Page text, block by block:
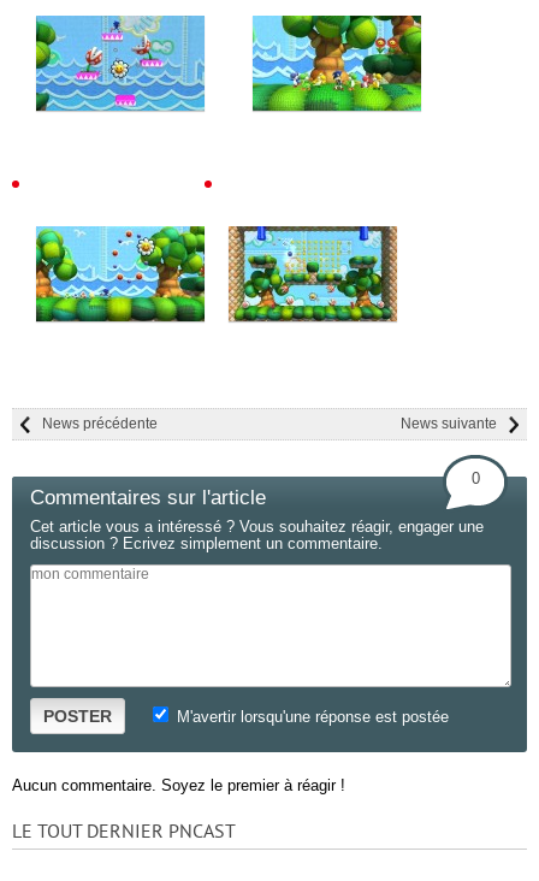
News suivante
News précédente
Commentaires sur l'article
0
Cet article vous a intéressé ? Vous souhaitez réagir, engager une
discussion ? Ecrivez simplement un commentaire.
POSTER M'avertir lorsqu'une réponse est postée
Aucun commentaire. Soyez le premier à réagir !
LE TOUT DERNIER PNCAST